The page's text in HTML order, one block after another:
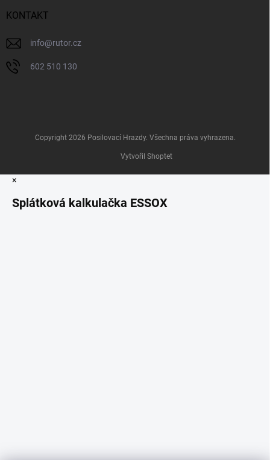
KONTAKT
info@rutor.cz
602 510 130
Vytvořil Shoptet
Copyright 2026 Posilovací Hrazdy. Všechna práva vyhrazena.
×
Splátková kalkulačka ESSOX